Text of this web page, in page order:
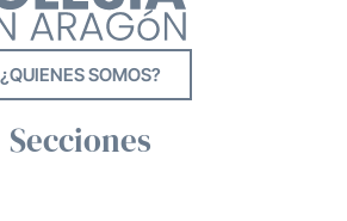
¿QUIENES SOMOS?
Secciones